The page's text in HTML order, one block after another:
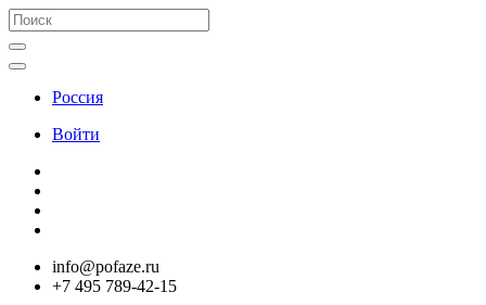
Россия
Войти
info@pofaze.ru
+7 495 789-42-15